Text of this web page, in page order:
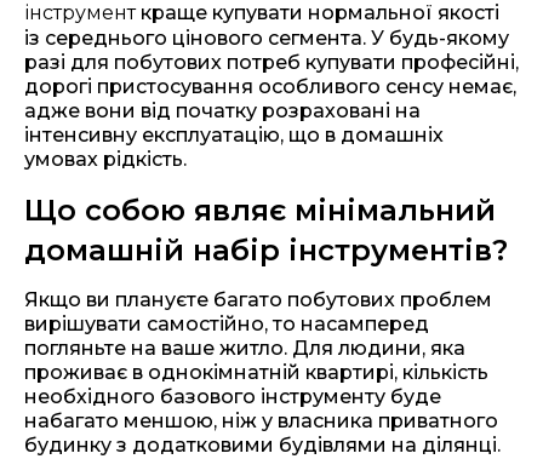
інструменткраще купувати нормальної якості
із середнього цінового сегмента. У будь-якому
разі для побутових потреб купувати професійні,
дорогі пристосування особливого сенсу немає,
адже вони від початку розраховані на
інтенсивну експлуатацію, що в домашніх
умовах рідкість.
Що собою являє мінімальний
домашній набір інструментів?
Якщо ви плануєте багато побутових проблем
вирішувати самостійно, то насамперед
погляньте на ваше житло. Для людини, яка
проживає в однокімнатній квартирі, кількість
необхідного базового інструменту буде
набагато меншою, ніж у власника приватного
будинку з додатковими будівлями на ділянці.